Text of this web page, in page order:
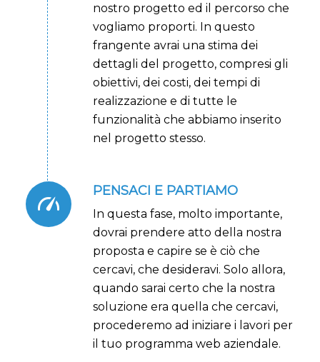
nostro progetto ed il percorso che
vogliamo proporti. In questo
frangente avrai una stima dei
dettagli del progetto, compresi gli
obiettivi, dei costi, dei tempi di
realizzazione e di tutte le
funzionalità che abbiamo inserito
nel progetto stesso.
PENSACI E PARTIAMO
In questa fase, molto importante,
dovrai prendere atto della nostra
proposta e capire se è ciò che
cercavi, che desideravi. Solo allora,
quando sarai certo che la nostra
soluzione era quella che cercavi,
procederemo ad iniziare i lavori per
il tuo programma web aziendale.